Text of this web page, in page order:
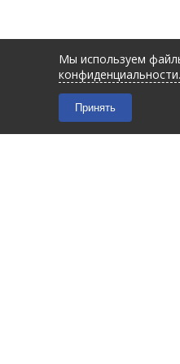
Мы используем
конфиденциальности.
Принять